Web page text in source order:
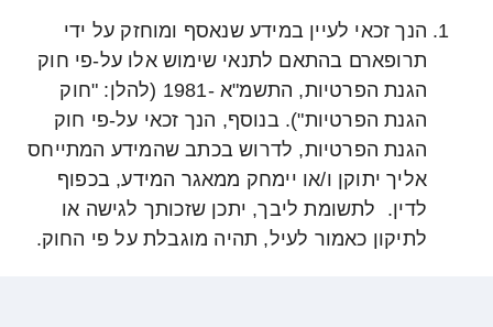
הנך זכאי לעיין במידע שנאסף ומוחזק על ידי
תרופארם בהתאם לתנאי שימוש אלו על-פי חוק
הגנת הפרטיות, התשמ"א -1981 (להלן: "חוק
הגנת הפרטיות"). בנוסף, הנך זכאי על-פי חוק
הגנת הפרטיות, לדרוש בכתב שהמידע המתייחס
אליך יתוקן ו/או יימחק ממאגר המידע, בכפוף
לדין. לתשומת ליבך, יתכן שזכותך לגישה או
לתיקון כאמור לעיל, תהיה מוגבלת על פי החוק.